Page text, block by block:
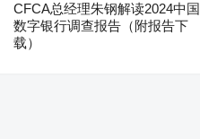
CFCA总经理朱钢解读2024中国
数字银行调查报告（附报告下
载）